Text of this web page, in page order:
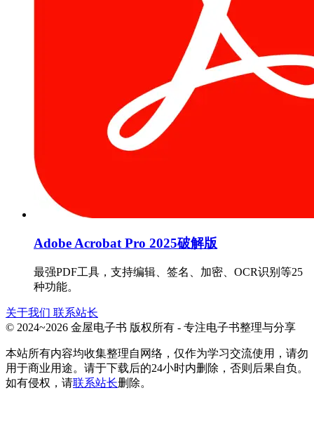
Adobe Acrobat Pro 2025破解版
最强PDF工具，支持编辑、签名、加密、OCR识别等25
种功能。
关于我们 联系站长
© 2024~2026 金屋电子书 版权所有 - 专注电子书整理与分享
本站所有内容均收集整理自网络，仅作为学习交流使用，请勿
用于商业用途。请于下载后的24小时内删除，否则后果自负。
如有侵权，请联系站长删除。